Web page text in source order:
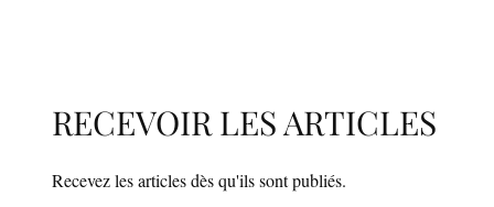
RECEVOIR LES ARTICLES
Recevez les articles dès qu'ils sont publiés.